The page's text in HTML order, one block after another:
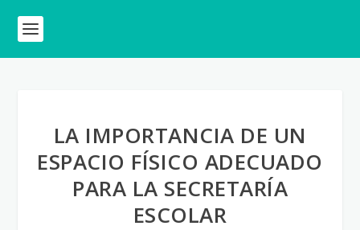
LA IMPORTANCIA DE UN
ESPACIO FÍSICO ADECUADO
PARA LA SECRETARÍA
ESCOLAR